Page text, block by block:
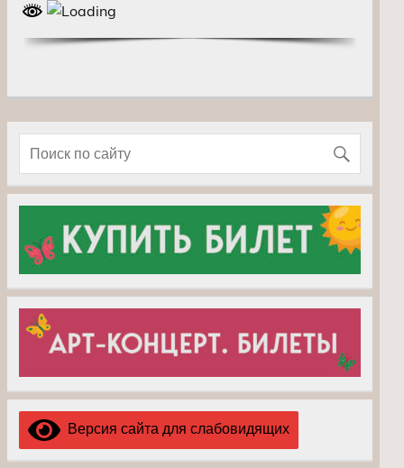
Версия сайта для слабовидящих